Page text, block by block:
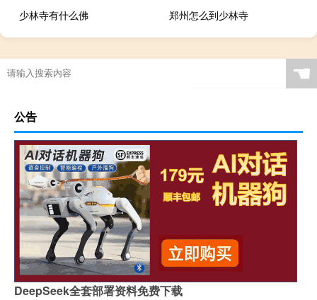
少林寺有什么佛
郑州怎么到少林寺
☚
公告
DeepSeek全套部署资料免费下载